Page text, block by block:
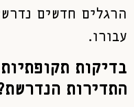
הרגלים חדשים
עבורו.
בדיקות
התדירות